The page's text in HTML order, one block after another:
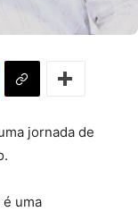
jornada de
uma